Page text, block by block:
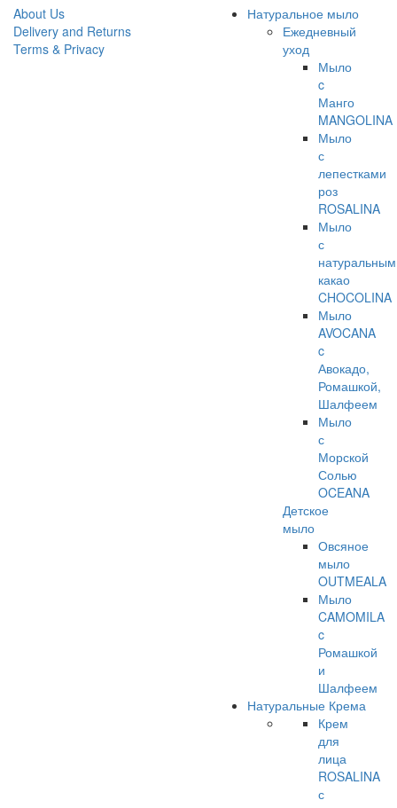
About Us
Delivery and Returns
Terms & Privacy
Натуральное мыло
Ежедневный
уход
Мыло
c
Манго
MANGOLINA
Мыло
с
лепестками
роз
ROSALINA
Мыло
с
натуральным
какао
CHOCOLINA
Мыло
AVOCANA
c
Авокадо,
Ромашкой,
Шалфеем
Мыло
с
Морской
Солью
OCEANA
Детское
мыло
Овсяное
мыло
OUTMEALA
Мыло
CAMOMILA
c
Ромашкой
и
Шалфеем
Натуральные Крема
Крем
для
лица
ROSALINA
с